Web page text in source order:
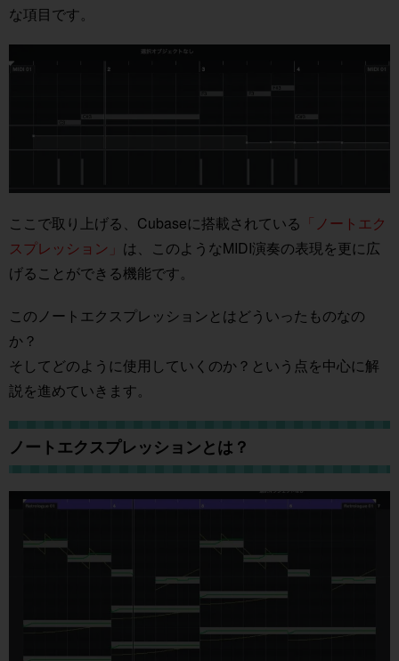
な項目です。
ここで取り上げる、Cubaseに搭載されている 「ノートエク
スプレッション」 は、このようなMIDI演奏の表現を更に広
げることができる機能です。
このノートエクスプレッションとはどういったものなの
か？
そしてどのように使用していくのか？という点を中心に解
説を進めていきます。
ノートエクスプレッションとは？